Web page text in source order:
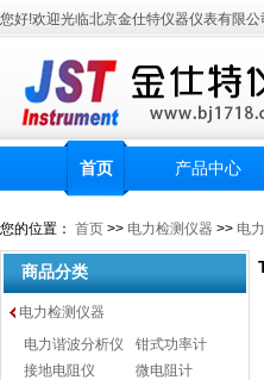
您好!欢迎光临北京金仕特仪器仪表有限公
首页 产品中心
您的位置： 首页 >> 电力检测仪器 >> 电
商品分类
电力检测仪器
电力谐波分析仪
钳式功率计
接地电阻仪
微电阻计